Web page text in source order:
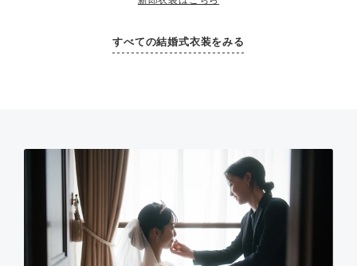
すべての結婚式衣装をみる